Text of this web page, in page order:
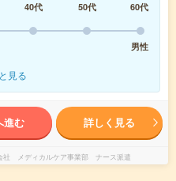
40代 50代
60代
男性
見る
進む 詳しく見る
社 メディカルケア事業部 ナース派遣